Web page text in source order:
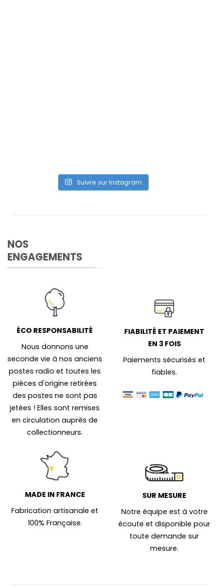
Suivre sur Instagram
NOS
ENGAGEMENTS
ÉCO RESPONSABILITÉ
Nous donnons une
seconde vie à nos anciens
postes radio et toutes les
pièces d'origine retirées
des postes ne sont pas
jetées ! Elles sont remises
en circulation auprès de
collectionneurs.
FIABILITÉ ET PAIEMENT
EN 3 FOIS
Paiements sécurisés et
fiables.
MADE IN FRANCE
Fabrication artisanale et
100% Française.
SUR MESURE
Notre équipe est à votre
écoute et disponible pour
toute demande sur
mesure.